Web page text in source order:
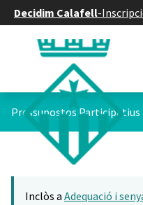
Decidim Calafell-
Pressupostos Participatius
Inclòs a Adequació i